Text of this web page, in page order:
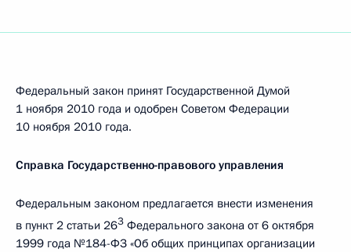
Федеральный закон принят Государственной Думой
1 ноября 2010 года и одобрен Советом Федерации
10 ноября 2010 года.
Справка Государственно-правового управления
Федеральным законом предлагается внести изменения
в пункт 2 статьи 263 Федерального закона от 6 октября
1999 года №184-ФЗ «Об общих принципах организации